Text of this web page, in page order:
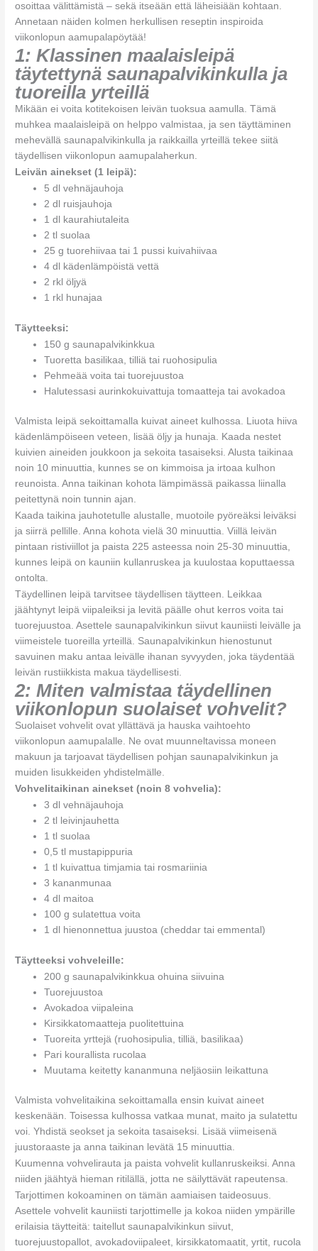
osoittaa välittämistä – sekä itseään että läheisiään kohtaan.
Annetaan näiden kolmen herkullisen reseptin inspiroida
viikonlopun aamupalapöytää!
1: Klassinen maalaisleipä
täytettynä saunapalvikinkulla ja
tuoreilla yrteillä
Mikään ei voita kotitekoisen leivän tuoksua aamulla. Tämä
muhkea maalaisleipä on helppo valmistaa, ja sen täyttäminen
mehevällä saunapalvikinkulla ja raikkailla yrteillä tekee siitä
täydellisen viikonlopun aamupalaherkun.
Leivän ainekset (1 leipä):
5 dl vehnäjauhoja
2 dl ruisjauhoja
1 dl kaurahiutaleita
2 tl suolaa
25 g tuorehiivaa tai 1 pussi kuivahiivaa
4 dl kädenlämpöistä vettä
2 rkl öljyä
1 rkl hunajaa
Täytteeksi:
150 g saunapalvikinkkua
Tuoretta basilikaa, tilliä tai ruohosipulia
Pehmeää voita tai tuorejuustoa
Halutessasi aurinkokuivattuja tomaatteja tai avokadoa
Valmista leipä sekoittamalla kuivat aineet kulhossa. Liuota hiiva
kädenlämpöiseen veteen, lisää öljy ja hunaja. Kaada nestet
kuivien aineiden joukkoon ja sekoita tasaiseksi. Alusta taikinaa
noin 10 minuuttia, kunnes se on kimmoisa ja irtoaa kulhon
reunoista. Anna taikinan kohota lämpimässä paikassa liinalla
peitettynä noin tunnin ajan.
Kaada taikina jauhotetulle alustalle, muotoile pyöreäksi leiväksi
ja siirrä pellille. Anna kohota vielä 30 minuuttia. Viillä leivän
pintaan ristiviillot ja paista 225 asteessa noin 25-30 minuuttia,
kunnes leipä on kauniin kullanruskea ja kuulostaa koputtaessa
ontolta.
Täydellinen leipä tarvitsee täydellisen täytteen. Leikkaa
jäähtynyt leipä viipaleiksi ja levitä päälle ohut kerros voita tai
tuorejuustoa. Asettele saunapalvikinkun siivut kauniisti leivälle ja
viimeistele tuoreilla yrteillä. Saunapalvikinkun hienostunut
savuinen maku antaa leivälle ihanan syvyyden, joka täydentää
leivän rustiikkista makua täydellisesti.
2: Miten valmistaa täydellinen
viikonlopun suolaiset vohvelit?
Suolaiset vohvelit ovat yllättävä ja hauska vaihtoehto
viikonlopun aamupalalle. Ne ovat muunneltavissa moneen
makuun ja tarjoavat täydellisen pohjan saunapalvikinkun ja
muiden lisukkeiden yhdistelmälle.
Vohvelitaikinan ainekset (noin 8 vohvelia):
3 dl vehnäjauhoja
2 tl leivinjauhetta
1 tl suolaa
0,5 tl mustapippuria
1 tl kuivattua timjamia tai rosmariinia
3 kananmunaa
4 dl maitoa
100 g sulatettua voita
1 dl hienonnettua juustoa (cheddar tai emmental)
Täytteeksi vohveleille:
200 g saunapalvikinkkua ohuina siivuina
Tuorejuustoa
Avokadoa viipaleina
Kirsikkatomaatteja puolitettuina
Tuoreita yrttejä (ruohosipulia, tilliä, basilikaa)
Pari kourallista rucolaa
Muutama keitetty kananmuna neljäosiin leikattuna
Valmista vohvelitaikina sekoittamalla ensin kuivat aineet
keskenään. Toisessa kulhossa vatkaa munat, maito ja sulatettu
voi. Yhdistä seokset ja sekoita tasaiseksi. Lisää viimeisenä
juustoraaste ja anna taikinan levätä 15 minuuttia.
Kuumenna vohvelirauta ja paista vohvelit kullanruskeiksi. Anna
niiden jäähtyä hieman ritilällä, jotta ne säilyttävät rapeutensa.
Tarjottimen kokoaminen on tämän aamiaisen taideosuus.
Asettele vohvelit kauniisti tarjottimelle ja kokoa niiden ympärille
erilaisia täytteitä: taitellut saunapalvikinkun siivut,
tuorejuustopallot, avokadoviipaleet, kirsikkatomaatit, yrtit, rucola